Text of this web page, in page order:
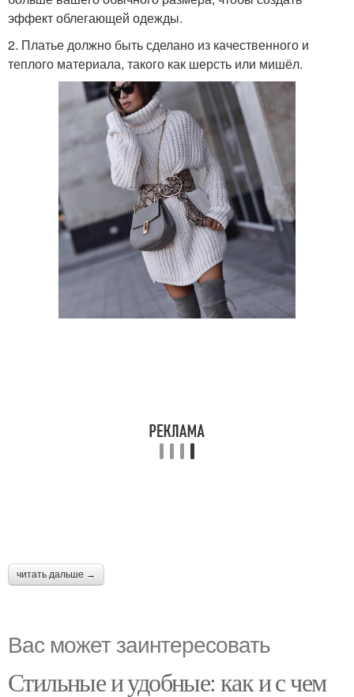
эффект облегающей одежды.
2. Платье должно быть сделано из качественного и
теплого материала, такого как шерсть или мишёл.
читать дальше →
Вас может заинтересовать
Стильные и удобные: как и с чем